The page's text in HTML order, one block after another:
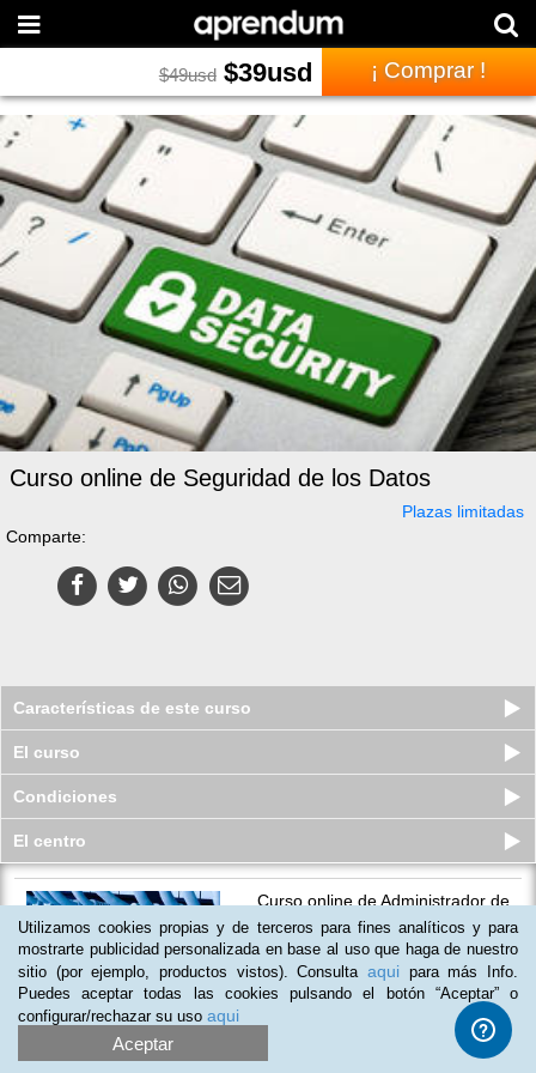
$49usd $39usd ¡ Comprar !
Curso online de Seguridad de los Datos
Plazas limitadas
Comparte:
Características de este curso
El curso
Condiciones
El centro
Curso online de Administrador de
Redes Windows Server 2008
Plazas agotadas
503 $75usd
Utilizamos cookies propias y de terceros para fines analíticos y para
mostrarte publicidad personalizada en base al uso que haga de nuestro
sitio (por ejemplo, productos vistos). Consulta aqui para más Info.
Puedes aceptar todas las cookies pulsando el botón “Aceptar” o
configurar/rechazar su uso aqui
Aceptar